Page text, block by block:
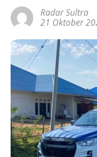
Radar Sultra
21 Oktober